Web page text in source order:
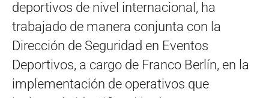
deportivos de nivel internacional, ha
trabajado de manera conjunta con la
Dirección de Seguridad en Eventos
Deportivos, a cargo de Franco Berlín, en la
implementación de operativos que